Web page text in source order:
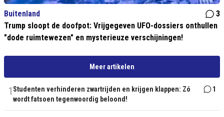
Buitenland
3
Trump sloopt de doofpot: Vrijgegeven UFO-dossiers onthullen
"dode ruimtewezen" en mysterieuze verschijningen!
Meer artikelen
1 Studenten verhinderen zwartrijden en krijgen klappen: Zó
wordt fatsoen tegenwoordig beloond!
1